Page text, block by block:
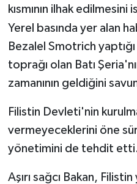
kısmının ilhak edilmesini
Yerel basında yer alan
Bezalel Smotrich
toprağı olan Batı
zamanının geldiğini
Filistin Devleti'nin
vermeyeceklerini öne
yönetimini de tehdit
Aşırı sağcı Bakan,